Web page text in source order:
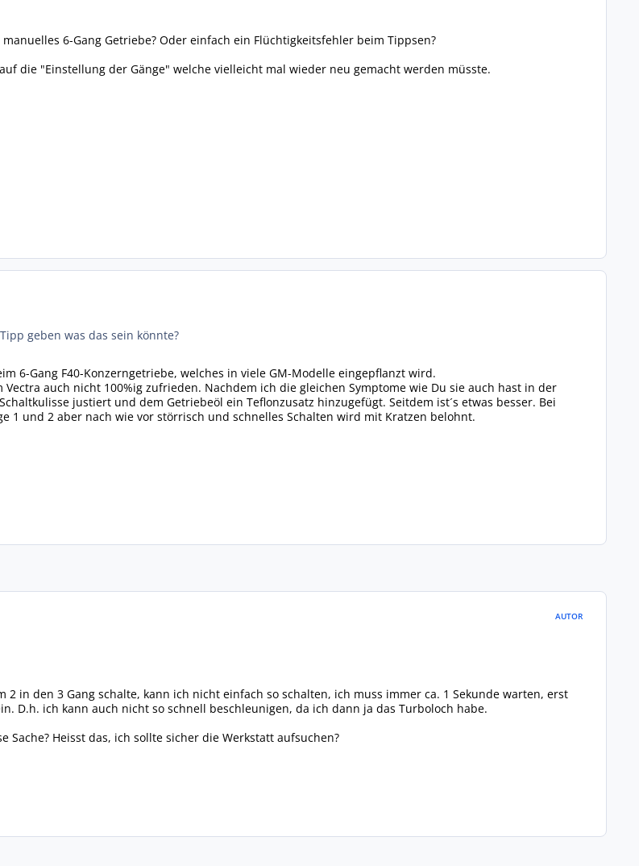
6-Gang Getriebe? Oder einfach ein Flüchtigkeitsfehler beim Tippsen?
die "Einstellung der Gänge" welche vielleicht mal wieder neu gemacht werden müsste.
geben was das sein könnte?
6-Gang F40-Konzerngetriebe, welches in viele GM-Modelle eingepflanzt wird.
auch nicht 100%ig zufrieden. Nachdem ich die gleichen Symptome wie Du sie auch hast in der
justiert und dem Getriebeöl ein Teflonzusatz hinzugefügt. Seitdem ist´s etwas besser. Bei
1 und 2 aber nach wie vor störrisch und schnelles Schalten wird mit Kratzen belohnt.
AUTOR
2 in den 3 Gang schalte, kann ich nicht einfach so schalten, ich muss immer ca. 1 Sekunde warten, erst
D.h. ich kann auch nicht so schnell beschleunigen, da ich dann ja das Turboloch habe.
Sache? Heisst das, ich sollte sicher die Werkstatt aufsuchen?